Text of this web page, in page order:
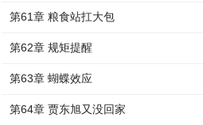
第61章 粮食站扛大包
第62章 规矩提醒
第63章 蝴蝶效应
第64章 贾东旭又没回家